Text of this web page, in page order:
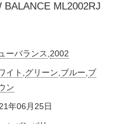
BALANCE ML2002RJ
ーバランス 2002
イト グリーン ブルー ブ
ン
年06月25日